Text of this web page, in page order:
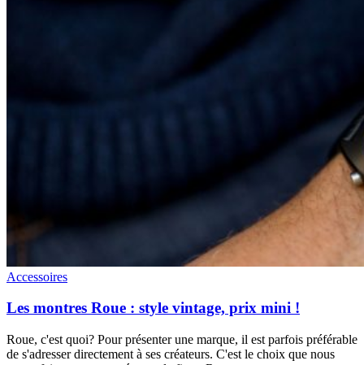
Accessoires
Les montres Roue : style vintage, prix mini !
Roue, c'est quoi? Pour présenter une marque, il est parfois préférable
de s'adresser directement à ses créateurs. C'est le choix que nous